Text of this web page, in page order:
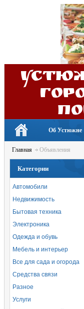
Об Устюжне
Главная Объявления
Категории
Автомобили
Недвижимость
Бытовая техника
Электроника
Одежда и обувь
Мебель и интерьер
Все для сада и огорода
Средства связи
Разное
Услуги